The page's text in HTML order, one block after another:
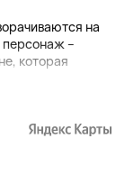
на
персонаж –
которая